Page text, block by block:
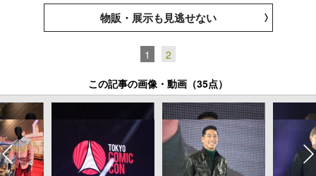
物販・展示も見逃せない
1 2
この記事の画像・動画（35点）